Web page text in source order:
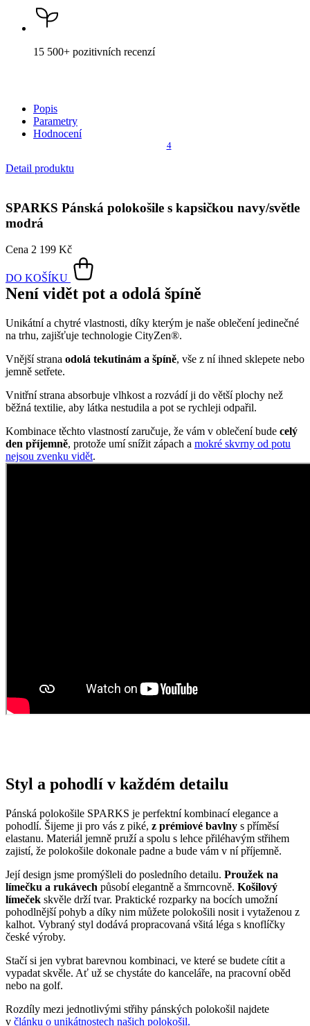
15 500+ pozitivních recenzí
Popis
Parametry
Hodnocení
4
Detail produktu
SPARKS Pánská polokošile s kapsičkou navy/světle
modrá
Cena 2 199 Kč
DO KOŠÍKU
Není vidět pot a odolá špíně
Unikátní a chytré vlastnosti, díky kterým je naše oblečení jedinečné
na trhu, zajišťuje technologie CityZen®.
Vnější strana odolá tekutinám a špíně, vše z ní ihned sklepete nebo
jemně setřete.
Vnitřní strana absorbuje vlhkost a rozvádí ji do větší plochy než
běžná textilie, aby látka nestudila a pot se rychleji odpařil.
Kombinace těchto vlastností zaručuje, že vám v oblečení bude celý
den příjemně, protože umí snížit zápach a mokré skvrny od potu
nejsou zvenku vidět.
Styl a pohodlí v každém detailu
Pánská polokošile SPARKS je perfektní kombinací elegance a
pohodlí. Šijeme ji pro vás z piké, z prémiové bavlny s příměsí
elastanu. Materiál jemně pruží a spolu s lehce přiléhavým střihem
zajistí, že polokošile dokonale padne a bude vám v ní příjemně.
Její design jsme promýšleli do posledního detailu. Proužek na
límečku a rukávech působí elegantně a šmrncovně. Košilový
límeček skvěle drží tvar. Praktické rozparky na bocích umožní
pohodlnější pohyb a díky nim můžete polokošili nosit i vytaženou z
kalhot. Vybraný styl dodává propracovaná všitá léga s knoflíčky
české výroby.
Stačí si jen vybrat barevnou kombinaci, ve které se budete cítit a
vypadat skvěle. Ať už se chystáte do kanceláře, na pracovní oběd
nebo na golf.
Rozdíly mezi jednotlivými střihy pánských polokošil najdete
v článku o unikátnostech našich polokošil.